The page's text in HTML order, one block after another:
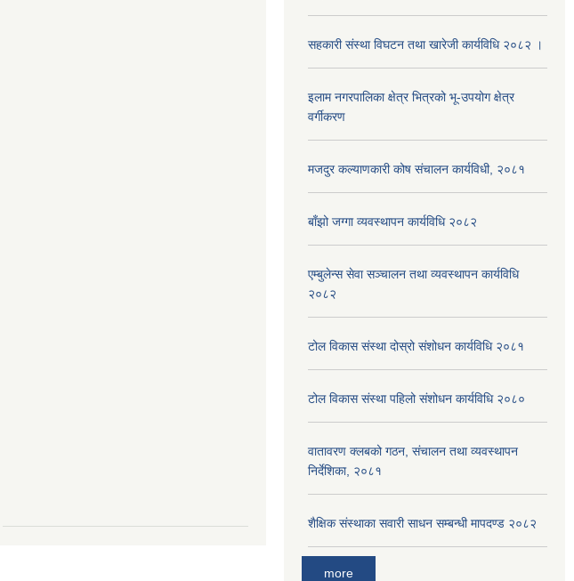
सहकारी संस्था विघटन तथा खारेजी कार्यविधि २०८२ ।
इलाम नगरपालिका क्षेत्र भित्रको भू-उपयोग क्षेत्र
वर्गीकरण
मजदुर कल्याणकारी कोष संचालन कार्यविधी, २०८१
बाँझो जग्गा व्यवस्थापन कार्यविधि २०८२
एम्बुलेन्स सेवा सञ्चालन तथा व्यवस्थापन कार्यविधि
२०८२
टोल विकास संस्था दोस्रो संशोधन कार्यविधि २०८१
टोल विकास संस्था पहिलो संशोधन कार्यविधि २०८०
वातावरण क्लबको गठन, संचालन तथा व्यवस्थापन
निर्देशिका, २०८१
शैक्षिक संस्थाका सवारी साधन सम्बन्धी मापदण्ड २०८२
more